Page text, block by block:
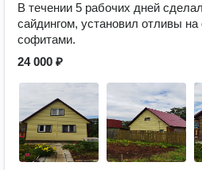
В течении 5 рабочих дней
сайдингом, установил отливы
софитами.
24 000 ₽